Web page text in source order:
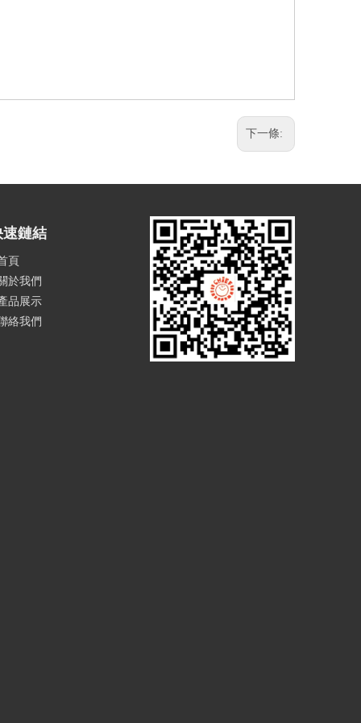
下一條:
速鏈結
頁
於我們
品展示
絡我們